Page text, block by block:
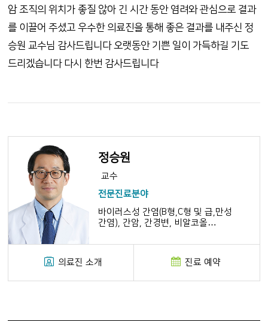
암 조직의 위치가 좋질 않아 긴 시간 동안 염려와 관심으로 결과
를 이끌어 주셨고 우수한 의료진을 통해 좋은 결과를 내주신 정
승원 교수님 감사드립니다 오랫동안 기쁜 일이 가득하길 기도
드리겠습니다 다시 한번 감사드립니다
정승원
교수
전문진료분야
바이러스성 간염(B형,C형 및 급,만성
간염), 간암, 간경변, 비알코올
약제성 간염, 알코올성 간질환, 식도
위정맥의 내시경 치료
의료진 소개 진료 예약